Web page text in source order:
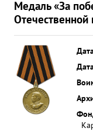
Медаль «За